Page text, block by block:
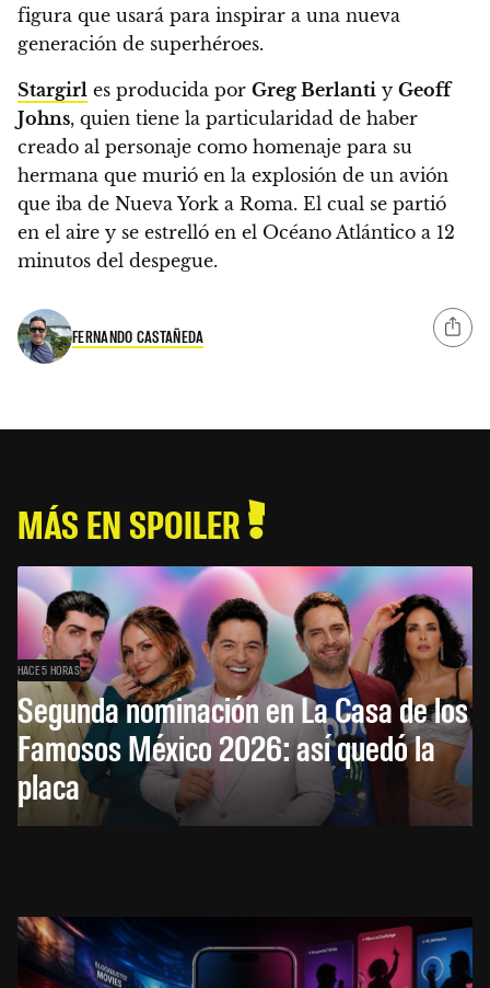
figura que usará para inspirar a una nueva
generación de superhéroes.
Stargirl es producida por Greg Berlanti y Geoff
Johns, quien tiene la particularidad de haber
creado al personaje como homenaje para su
hermana que murió en la explosión de un avión
que iba de Nueva York a Roma. El cual se partió
en el aire y se estrelló en el Océano Atlántico a 12
minutos del despegue.
FERNANDO CASTAÑEDA
MÁS EN SPOILER
HACE 5 HORAS
Segunda nominación en La Casa de los
Famosos México 2026: así quedó la
placa